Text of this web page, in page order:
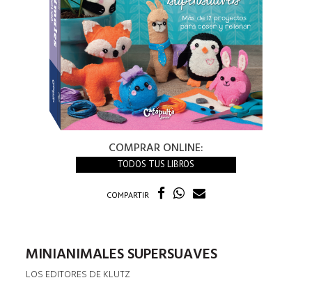
COMPRAR ONLINE:
TODOS TUS LIBROS
COMPARTIR
MINIANIMALES SUPERSUAVES
LOS EDITORES DE KLUTZ